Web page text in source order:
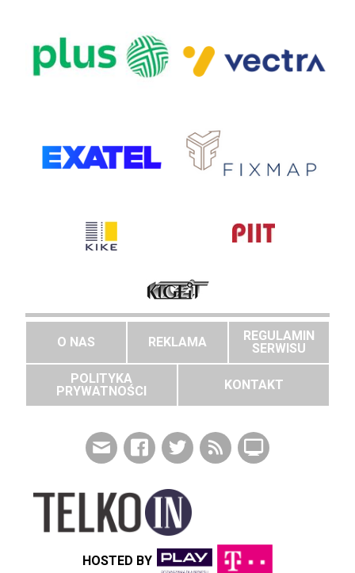
O NAS REKLAMA
REGULAMIN
SERWISU
POLITYKA
PRYWATNOŚCI
KONTAKT
HOSTED BY